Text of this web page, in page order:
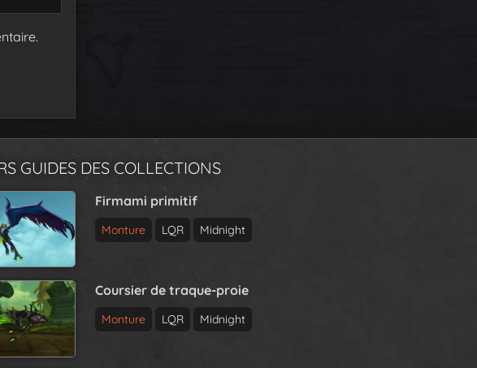
GUIDES DES COLLECTIONS
Firmami primitif
Monture LQR Midnight
Coursier de traque-proie
Monture LQR Midnight